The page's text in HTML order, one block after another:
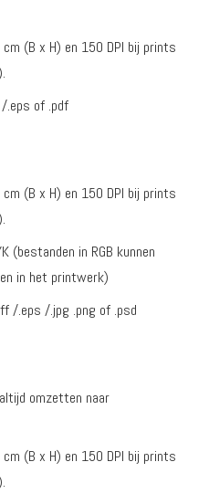
(B x H) en 150 DPI bij prints
.eps of .pdf
(B x H) en 150 DPI bij prints
(bestanden in RGB kunnen
in het printwerk)
/.eps /.jpg .png of .psd
omzetten naar
(B x H) en 150 DPI bij prints